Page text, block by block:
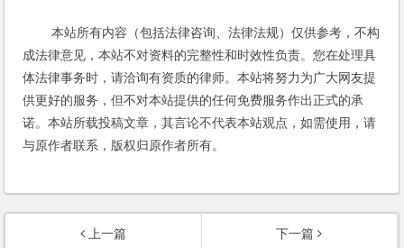
本站所有内容（包括法律咨询、法律法规）仅供参考，不构
成法律意见，本站不对资料的完整性和时效性负责。您在处理具
体法律事务时，请洽询有资质的律师。本站将努力为广大网友提
供更好的服务，但不对本站提供的任何免费服务作出正式的承
诺。本站所载投稿文章，其言论不代表本站观点，如需使用，请
与原作者联系，版权归原作者所有。
上一篇
下一篇